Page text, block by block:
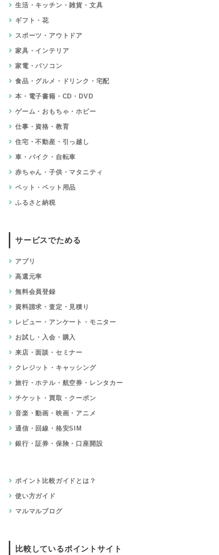
生活・キッチン・雑貨・文具
ギフト・花
スポーツ・アウトドア
家具・インテリア
家電・パソコン
食品・グルメ・ドリンク・宅配
本・電子書籍・CD・DVD
ゲーム・おもちゃ・ホビー
仕事・資格・教育
住宅・不動産・引っ越し
車・バイク・自転車
赤ちゃん・子供・マタニティ
ペット・ペット用品
ふるさと納税
サービスでためる
アプリ
高還元率
無料会員登録
資料請求・査定・見積り
レビュー・アンケート・モニター
お試し・入会・購入
来店・面談・セミナー
クレジット・キャッシング
旅行・ホテル・航空券・レンタカー
チケット・買取・クーポン
音楽・動画・映画・アニメ
通信・回線・格安SIM
銀行・証券・保険・口座開設
ポイント比較ガイドとは？
使い方ガイド
マルマルブログ
比較しているポイントサイト